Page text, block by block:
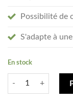
Possibilité de
S'adapte à
En stock
quantité de Créez